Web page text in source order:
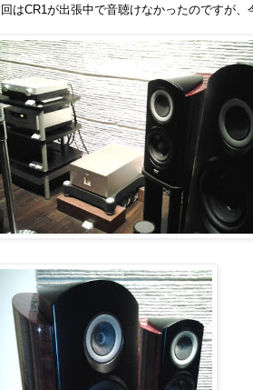
はCR1が出張中で音聴けなかったのですが、